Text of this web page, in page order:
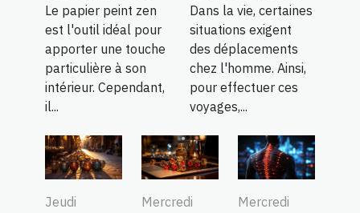
Le papier peint zen
est l'outil idéal pour
apporter une touche
particulière à son
intérieur. Cependant,
il...
Dans la vie, certaines
situations exigent
des déplacements
chez l'homme. Ainsi,
pour effectuer ces
voyages,...
Jeudi
Mercredi
Mercredi